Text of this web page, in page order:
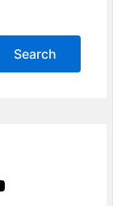
Search